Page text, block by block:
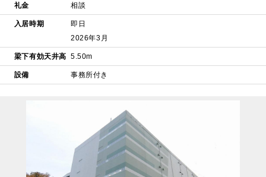
礼金 相談
入居時期
即日
2026年3月
梁下有効天井高 5.50m
設備 事務所付き